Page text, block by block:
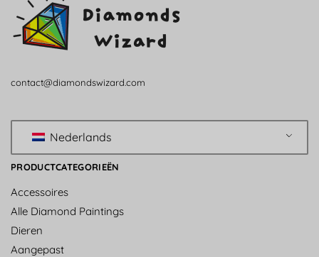
contact@diamondswizard.com
Nederlands
PRODUCTCATEGORIEËN
Accessoires
Alle Diamond Paintings
Dieren
Aangepast